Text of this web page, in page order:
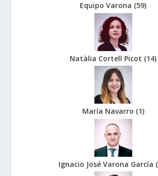
Equipo Varona (59)
Natàlia Cortell Picot (14)
María Navarro (1)
Ignacio José Varona García (